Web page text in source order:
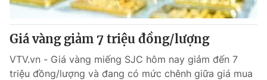
Sản phẩm
Thị trường
Tư vấn
Lịch phát sóng
Chuyên mục khác
Giá vàng giảm 7 triệu đồng/lượng
VTV.vn - Giá vàng miếng SJC hôm nay giảm đến 7
triệu đồng/lượng và đang có mức chênh giữa giá mua